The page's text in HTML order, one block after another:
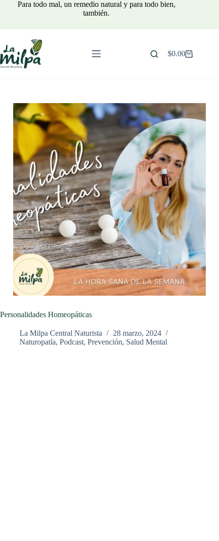
Para todo mal, un remedio natural y para todo bien,
también.
Carro
$0.00
Personalidades Homeopáticas
La Milpa Central Naturista
28 marzo, 2024
Naturopatía, Podcast, Prevención, Salud Mental